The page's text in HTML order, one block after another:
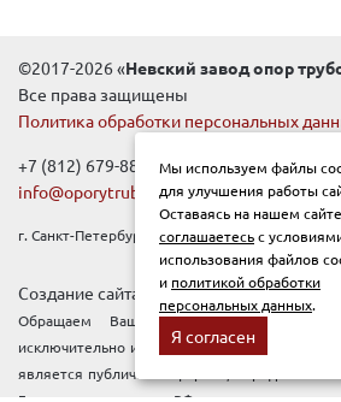
©2017-2026 «Невский завод опор
Все права защищены
Политика обработки персональных
+7 (812) 679-88-99
info@oporytrub.ru
г. Санкт-Петербург, Новочеркасский пр-т, д.1Е
Создание сайта: Pixelon
Обращаем Ваше внимание, что
исключительно информационный характер,
является публичной офертой,
Мы используем файлы
для улучшения работы
Оставаясь на нашем
соглашаетесьс
использования файлов
и политикой обработки
персональных данных.
Я согласен